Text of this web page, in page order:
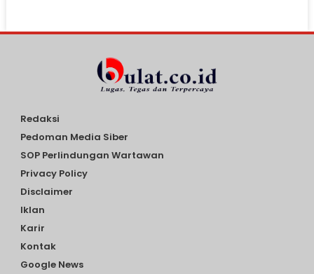
Redaksi
Pedoman Media Siber
SOP Perlindungan Wartawan
Privacy Policy
Disclaimer
Iklan
Karir
Kontak
Google News